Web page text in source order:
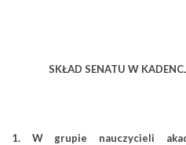
SKŁAD SENATU W
1. W grupie nauczycieli